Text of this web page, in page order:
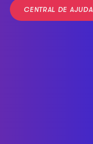
CENTRAL DE AJUDA